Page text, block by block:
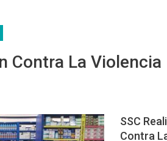
Contra La Violencia
SSC
Contra